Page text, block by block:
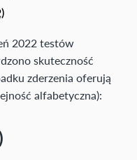
2022 testów
skuteczność
zderzenia oferują
alfabetyczna):